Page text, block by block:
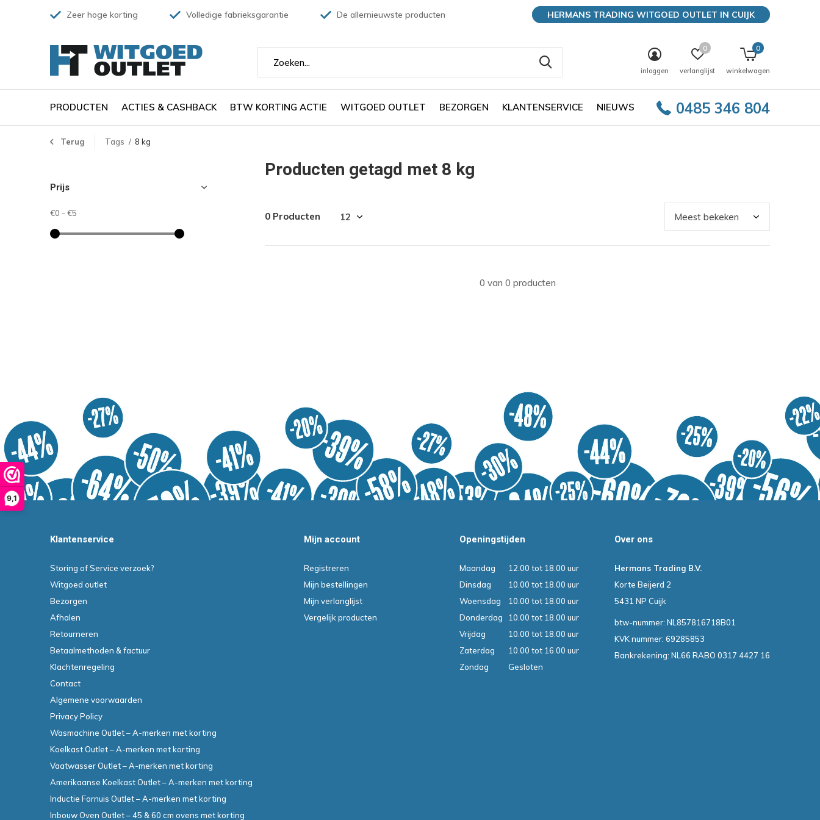
9,1
PRODUCTEN ACTIES & CASHBACK BTW KORTING ACTIE WITGOED OUTLET BEZORGEN KLANTENSERVICE NIEUWS 0485 346 804
inloggen verlanglijst
0
winkelwagen
0
Zeer hoge korting Volledige fabrieksgarantie De allernieuwste producten HERMANS TRADING WITGOED OUTLET IN CUIJK
Terug Tags 8 kg
Producten getagd met 8 kg
0 Producten
0 van 0 producten
Prijs
€0 - €5
Klantenservice
Storing of Service verzoek?
Witgoed outlet
Bezorgen
Afhalen
Retourneren
Betaalmethoden & factuur
Klachtenregeling
Contact
Algemene voorwaarden
Privacy Policy
Wasmachine Outlet – A-merken met korting
Koelkast Outlet – A-merken met korting
Vaatwasser Outlet – A-merken met korting
Amerikaanse Koelkast Outlet – A-merken met korting
Inductie Fornuis Outlet – A-merken met korting
Inbouw Oven Outlet – 45 & 60 cm ovens met korting
Mijn account
Registreren
Mijn bestellingen
Mijn verlanglijst
Vergelijk producten
Openingstijden
Maandag
12.00 tot 18.00 uur
Dinsdag
10.00 tot 18.00 uur
Woensdag
10.00 tot 18.00 uur
Donderdag
10.00 tot 18.00 uur
Vrijdag
10.00 tot 18.00 uur
Zaterdag
10.00 tot 16.00 uur
Zondag
Gesloten
Over ons
Hermans Trading B.V.
Korte Beijerd 2
5431 NP Cuijk
btw-nummer: NL857816718B01
KVK nummer: 69285853
Bankrekening: NL66 RABO 0317 4427 16